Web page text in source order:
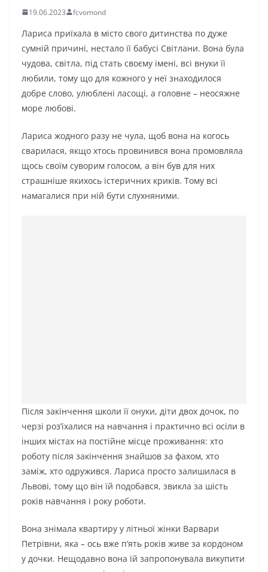
19.06.2023 fcvomond
Лариса приїхала в місто свого дитинства по дуже
сумній причині, нестало її бабусі Світлани. Вона була
чудова, світла, під стать своєму імені, всі внуки її
любили, тому що для кожного у неї знаходилося
добре слово, улюблені ласощі, а головне – неосяжне
море любові.
Лариса жодного разу не чула, щоб вона на когось
сварилася, якщо хтось провинився вона промовляла
щось своїм суворим голосом, а він був для них
страшніше якихось істеричних криків. Тому всі
намагалися при ній бути слухняними.
Після закінчення школи її онуки, діти двох дочок, по
черзі роз’їхалися на навчання і практично всі осіли в
інших містах на постійне місце проживання: хто
роботу після закінчення знайшов за фахом, хто
заміж, хто одружився. Лариса просто залишилася в
Львові, тому що він їй подобався, звикла за шість
років навчання і року роботи.
Вона знімала квартиру у літньої жінки Варвари
Петрівни, яка – ось вже п’ять років живе за кордоном
у дочки. Нещодавно вона їй запропонувала викупити